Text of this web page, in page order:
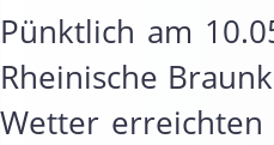
Pünktlich am
Rheinische
Wetter erreichten